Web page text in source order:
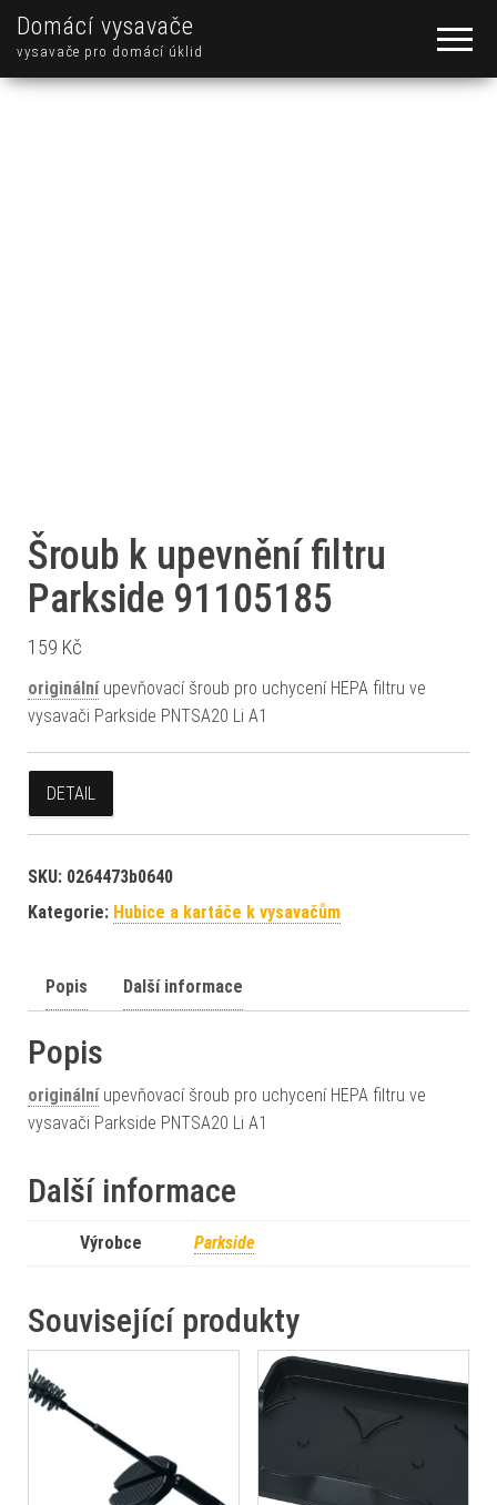
Domácí vysavače
vysavače pro domácí úklid
Šroub k upevnění filtru
Parkside 91105185
159 Kč
originálníupevňovací šroub pro uchycení HEPA filtru ve
vysavači Parkside PNTSA20 Li A1
DETAIL
SKU: 0264473b0640
Kategorie: Hubice a kartáče k vysavačům
Popis Další informace
Popis
originálníupevňovací šroub pro uchycení HEPA filtru ve
vysavači Parkside PNTSA20 Li A1
Další informace
Výrobce Parkside
Související produkty